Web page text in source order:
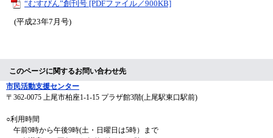
“むすびん”創刊号 [PDFファイル／900KB]
(平成23年7月号)
このページに関するお問い合わせ先
市民活動支援センター
〒362-0075 上尾市柏座1-1-15 プラザ館3階(上尾駅東口駅前)
○利用時間
午前9時から午後9時(土・日曜日は5時）まで